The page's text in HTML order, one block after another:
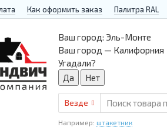
Как оформить заказ Палитра RAL
Ваш город: Эль-Монте
Ваш город — Калифорния
Угадали?
Везде
Например: штакетник